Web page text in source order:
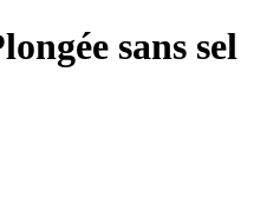
sans sel